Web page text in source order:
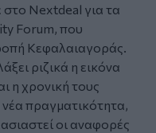
Nextdeal για τα
Forum, που
Κεφαλαιαγοράς.
ριζικά η εικόνα
η χρονική τους
νέα πραγματικότητα,
οι αναφορές